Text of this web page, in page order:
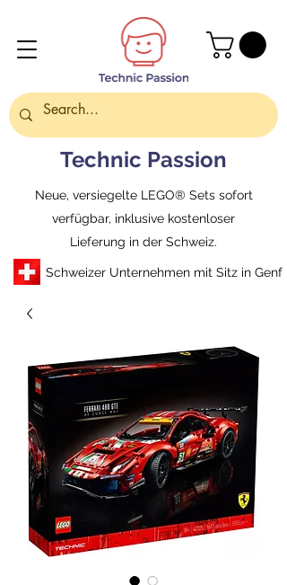
Neue, versiegelte LEGO® Sets sofort
verfügbar, inklusive kostenloser
Lieferung in der Schweiz.
Technic Passion
Schweizer Unternehmen mit Sitz in Genf